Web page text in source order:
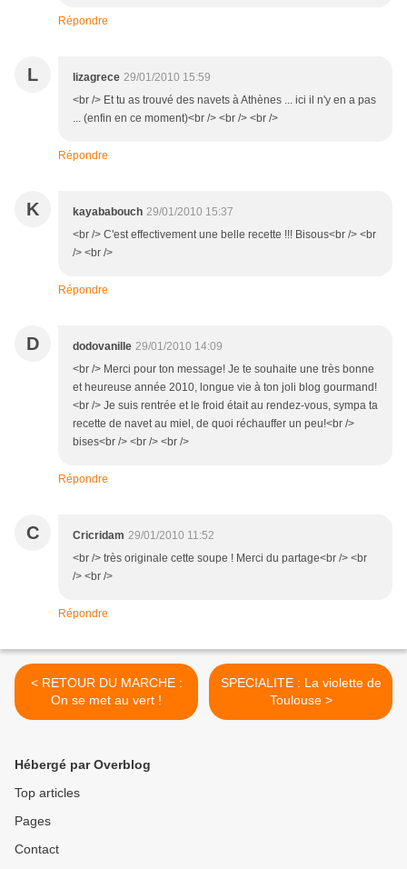
Répondre
L lizagrece 29/01/2010 15:59
<br /> Et tu as trouvé des navets à Athènes ... ici il n'y en a pas
... (enfin en ce moment)<br /> <br /> <br />
Répondre
K kayababouch 29/01/2010 15:37
<br /> C'est effectivement une belle recette !!! Bisous<br /> <br
/> <br />
Répondre
D dodovanille 29/01/2010 14:09
<br /> Merci pour ton message! Je te souhaite une très bonne
et heureuse année 2010, longue vie à ton joli blog gourmand!
<br /> Je suis rentrée et le froid était au rendez-vous, sympa ta
recette de navet au miel, de quoi réchauffer un peu!<br />
bises<br /> <br /> <br />
Répondre
C Cricridam 29/01/2010 11:52
<br /> très originale cette soupe ! Merci du partage<br /> <br
/> <br />
Répondre
< RETOUR DU MARCHE :
On se met au vert !
SPECIALITE : La violette de
Toulouse >
Hébergé par Overblog
Top articles
Pages
Contact